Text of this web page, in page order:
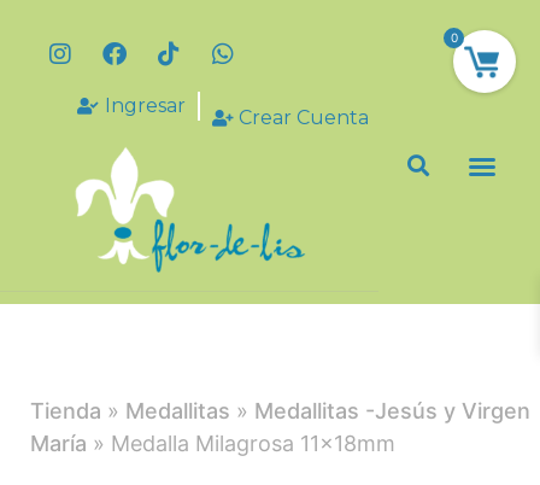
Ingresar
Crear Cuenta
Tienda » Medallitas » Medallitas -Jesús y Virgen
María » Medalla Milagrosa 11x18mm
0